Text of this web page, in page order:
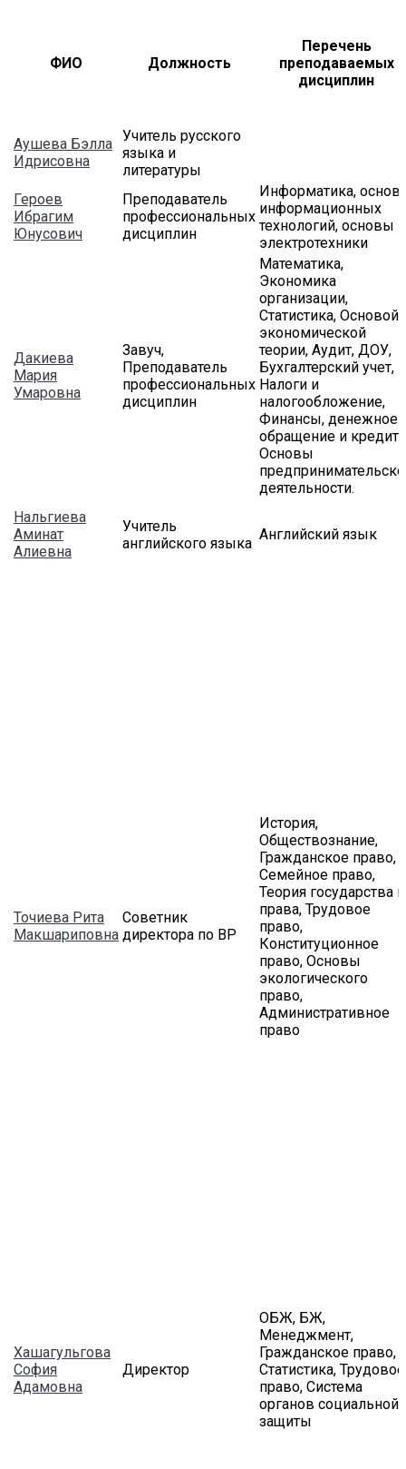
ФИО Должность
Перечень
преподаваемых
дисциплин
Аушева Бэлла
Идрисовна
Учитель русского
языка и
литературы
Героев
Ибрагим
Юнусович
Преподаватель
профессиональных
дисциплин
Информатика,
информационных
технологий, основы
электротехники
Дакиева
Мария
Умаровна
Завуч,
Преподаватель
профессиональных
дисциплин
Математика,
Экономика
организации,
Статистика, Основой
экономической
теории, Аудит, ДОУ,
Бухгалтерский учет,
Налоги и
налогообложение,
Финансы, денежное
обращение и кредит,
Основы
деятельности.
Нальгиева
Аминат
Алиевна
Учитель
английского языка
Английский язык
Точиева Рита
Макшариповна
Советник
директора по ВР
История,
Обществознание,
Гражданское право,
Семейное право,
Теория государства и
права, Трудовое
право,
Конституционное
право, Основы
экологического
право,
Административное
право
Хашагульгова
София
Адамовна
Директор
ОБЖ, БЖ,
Менеджмент,
Гражданское право,
Статистика, Трудовое
право, Система
органов социальной
защиты